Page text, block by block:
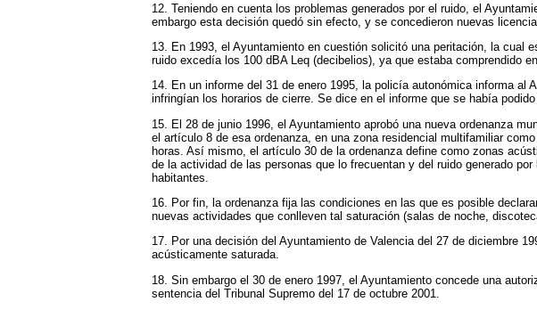
12. Teniendo en cuenta los problemas generados por el ruido, el
embargo esta decisión quedó sin efecto, y se concedieron nuevas
13. En 1993, el Ayuntamiento en cuestión solicitó una peritación, la cual
ruido excedía los 100 dBA Leq (decibelios), ya que estaba comprendido
14. En un informe del 31 de enero 1995, la policía autonómica informa
infringían los horarios de cierre. Se dice en el informe que se había
15. El 28 de junio 1996, el Ayuntamiento aprobó una nueva ordenanza
el artículo 8 de esa ordenanza, en una zona residencial multifamiliar
horas. Así mismo, el artículo 30 de la ordenanza define como zonas
de la actividad de las personas que lo frecuentan y del ruido generado
habitantes.
16. Por fin, la ordenanza fija las condiciones en las que es posible
nuevas actividades que conlleven tal saturación (salas de noche,
17. Por una decisión del Ayuntamiento de Valencia del 27 de diciembre
acústicamente saturada.
18. Sin embargo el 30 de enero 1997, el Ayuntamiento concede una
sentencia del Tribunal Supremo del 17 de octubre 2001.